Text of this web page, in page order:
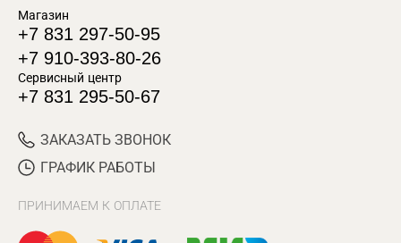
Магазин
+7 831 297-50-95
+7 910-393-80-26
Сервисный центр
+7 831 295-50-67
ЗАКАЗАТЬ ЗВОНОК
ГРАФИК РАБОТЫ
ПРИНИМАЕМ К ОПЛАТЕ